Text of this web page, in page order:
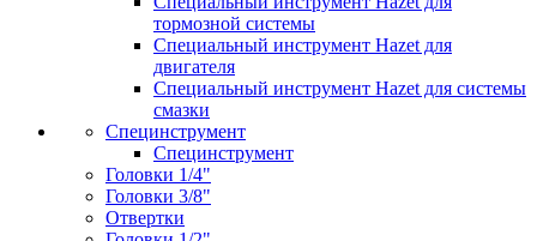
тормозной системы
Специальный инструмент Hazet для
двигателя
Специальный инструмент Hazet для системы
смазки
Специнструмент
Специнструмент
Головки 1/4"
Головки 3/8"
Отвертки